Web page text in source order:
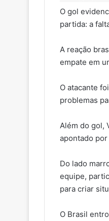
O gol
partida: a
A reação
empate em
O atacante
problemas
Além do gol,
apontado
Do lado
equipe,
para criar
O Brasil